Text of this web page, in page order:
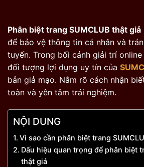
Phân biệt trang SUMCLUB thật giả
để bảo vệ thông tin cá nhân và
tuyến. Trong bối cảnh giải trí
đối tượng lợi dụng uy tín của
bản giả mạo. Nắm rõ cách nhận
toàn và yên tâm trải nghiệm.
NỘI DUNG
Vì sao cần phân biệt trang
Dấu hiệu quan trọng để phân biệt
thật giả